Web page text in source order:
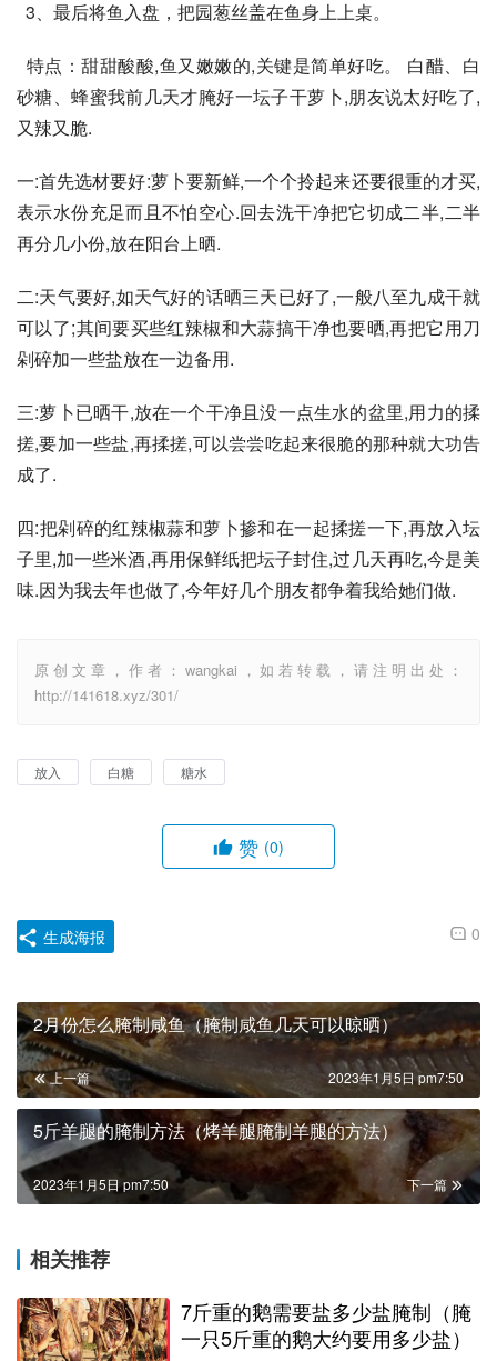
  3、最后将鱼入盘，把园葱丝盖在鱼身上上桌。
砂糖、蜂蜜我前几天才腌好一坛子干萝卜,朋友说太好吃了,
又辣又脆.
一:首先选材要好:萝卜要新鲜,一个个拎起来还要很重的才买,
表示水份充足而且不怕空心.回去洗干净把它切成二半,二半
再分几小份,放在阳台上晒.
二:天气要好,如天气好的话晒三天已好了,一般八至九成干就
可以了;其间要买些红辣椒和大蒜搞干净也要晒,再把它用刀
剁碎加一些盐放在一边备用.
三:萝卜已晒干,放在一个干净且没一点生水的盆里,用力的揉
搓,要加一些盐,再揉搓,可以尝尝吃起来很脆的那种就大功告
成了.
四:把剁碎的红辣椒蒜和萝卜掺和在一起揉搓一下,再放入坛
子里,加一些米酒,再用保鲜纸把坛子封住,过几天再吃,今是美
味.因为我去年也做了,今年好几个朋友都争着我给她们做.
原创文章，作者：wangkai，如若转载，请注明出处：
http://141618.xyz/301/
放入 白糖 糖水
赞 (0)
0
生成海报
2月份怎么腌制咸鱼（腌制咸鱼几天可以晾晒）
上一篇 2023年1月5日 pm7:50
5斤羊腿的腌制方法（烤羊腿腌制羊腿的方法）
下一篇
2023年1月5日 pm7:50
相关推荐
7斤重的鹅需要盐多少盐腌制（腌
一只5斤重的鹅大约要用多少盐）